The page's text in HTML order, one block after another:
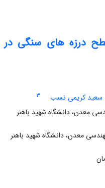
درزه های سنگی در
سعید کریمی نسب
3
معدن، دانشگاه شهید باهنر
معدن، دانشگاه شهید باهنر